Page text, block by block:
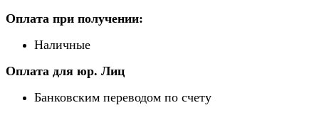
Оплата при получении:
Наличные
Оплата для юр. Лиц
Банковским переводом по счету